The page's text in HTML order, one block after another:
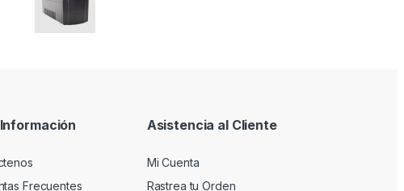
Frecuentes
Asistencia al Cliente
Mi Cuenta
Rastrea tu Orden